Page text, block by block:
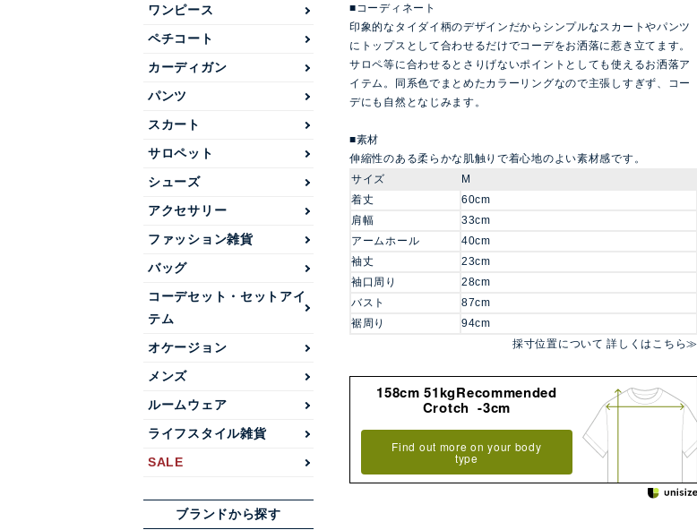
ワンピース
ペチコート
カーディガン
パンツ
スカート
サロペット
シューズ
アクセサリー
ファッション雑貨
バッグ
コーデセット・セットアイ
テム
オケージョン
メンズ
ルームウェア
ライフスタイル雑貨
SALE
ブランドから探す
■コーディネート
印象的なタイダイ柄のデザインだからシンプルなスカートやパンツ
にトップスとして合わせるだけでコーデをお洒落に惹き立てます。
サロペ等に合わせるとさりげないポイントとしても使えるお洒落ア
イテム。同系色でまとめたカラーリングなので主張しすぎず、コー
デにも自然となじみます。
■素材
伸縮性のある柔らかな肌触りで着心地のよい素材感です。
サイズ
M
着丈
60cm
肩幅
33cm
アームホール
40cm
袖丈
23cm
袖口周り
28cm
バスト
87cm
裾周り
94cm
採寸位置について 詳しくはこちら≫
158cm 51kgRecommended
Crotch -3cm
Find out more on your body
type